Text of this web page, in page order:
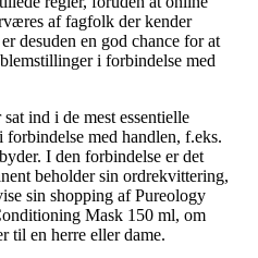
af fagfolk der kender
desuden en god chance for at
i forbindelse med
ind i de mest essentielle
med handlen, f.eks.
I den forbindelse er det
beholder sin ordrekvittering,
sin shopping af Pureology
Mask 150 ml, om
til en herre eller dame.